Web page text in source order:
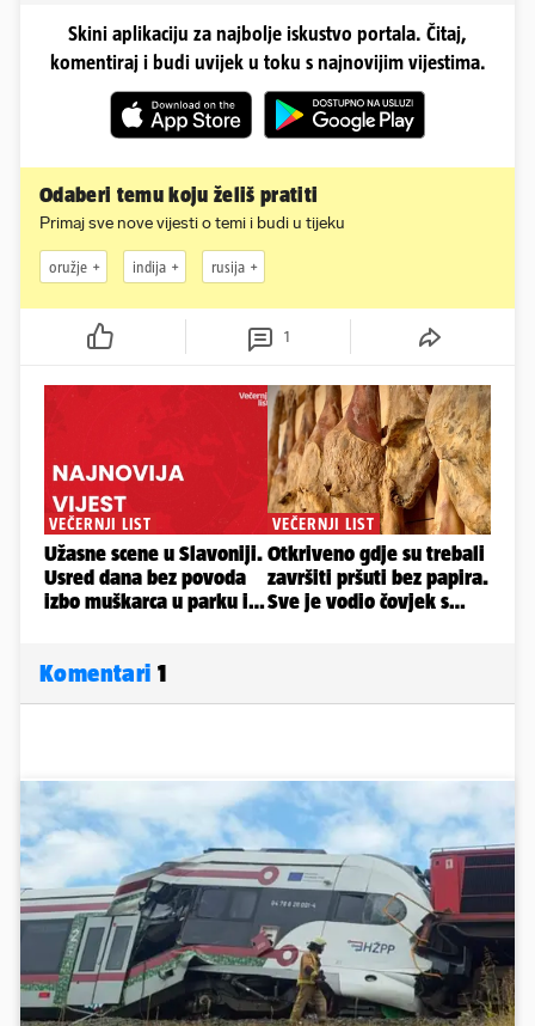
Skini aplikaciju za najbolje iskustvo portala. Čitaj,
komentiraj i budi uvijek u toku s najnovijim vijestima.
Odaberi temu koju želiš pratiti
Primaj sve nove vijesti o temi i budi u tijeku
oružje indija rusija
1
Komentari 1